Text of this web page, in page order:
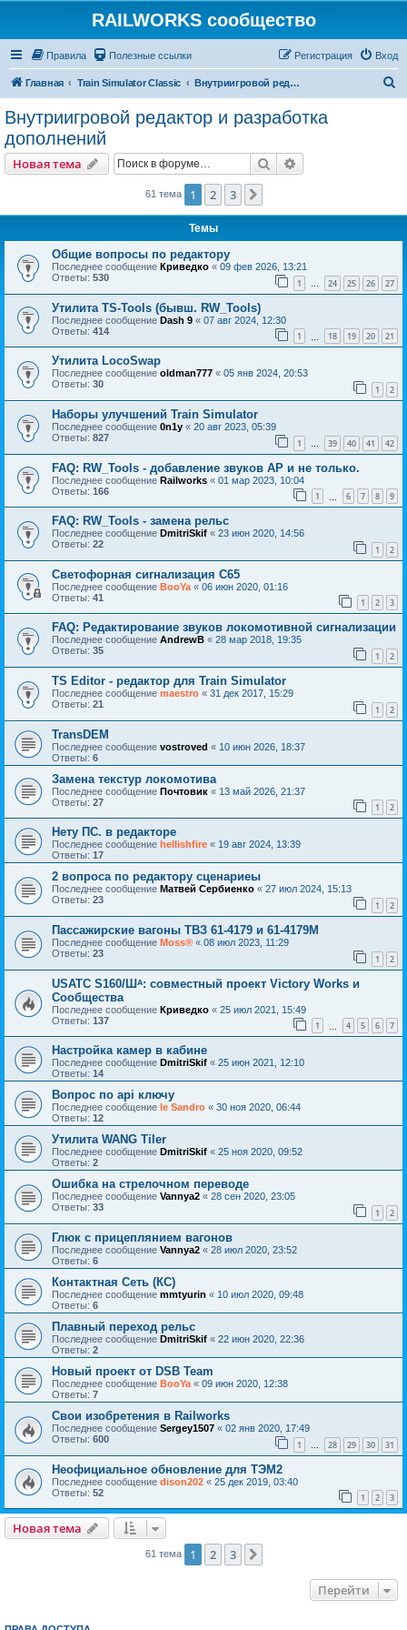
RAILWORKS сообщество
Правила Полезные ссылки Вход
Регистрация
Главная Train Simulator Classic Внутриигровой редактор и разработка дополнений
Внутриигровой редактор и разработка
дополнений
Новая тема Поиск
61 тема 1 2 3
Темы
Общие вопросы по редактору
Последнее сообщение Криведко « 09 фев 2026, 13:21
Ответы: 530 1 … 24 25 26 27
Утилита TS-Tools (бывш. RW_Tools)
Последнее сообщение Dash 9 « 07 авг 2024, 12:30
Ответы: 414 1 18 19 20 21
Утилита LocoSwap
Последнее сообщение oldman777 « 05 янв 2024, 20:53
Ответы: 30 1 2
Наборы улучшений Train Simulator
Последнее сообщение 0n1y « 20 авг 2023, 05:39
Ответы: 827 1 … 39 40 41 42
FAQ: RW_Tools - добавление звуков AP и не только.
Последнее сообщение Railworks « 01 мар 2023, 10:04
Ответы: 166 1 6 7 8 9
FAQ: RW_Tools - замена рельс
Последнее сообщение DmitriSkif « 23 июн 2020, 14:56
Ответы: 22 1 2
Светофорная сигнализация С65
Последнее сообщение BooYa « 06 июн 2020, 01:16
Ответы: 41 1 2 3
FAQ: Редактирование звуков локомотивной сигнализации
Последнее сообщение AndrewB « 28 мар 2018, 19:35
Ответы: 35 1 2
TS Editor - редактор для Train Simulator
Последнее сообщение maestro « 31 дек 2017, 15:29
Ответы: 21 1 2
TransDEM
Последнее сообщение vostroved « 10 июн 2026, 18:37
Ответы: 6
Замена текстур локомотива
Последнее сообщение Почтовик « 13 май 2026, 21:37
Ответы: 27 1 2
Нету ПС. в редакторе
Последнее сообщение hellishfire « 19 авг 2024, 13:39
Ответы: 17
2 вопроса по редактору сценариеы
Последнее сообщение Матвей Сербиенко « 27 июл 2024, 15:13
Ответы: 23 1 2
Пассажирские вагоны ТВЗ 61-4179 и 61-4179М
Последнее сообщение Moss® « 08 июл 2023, 11:29
Ответы: 23 1 2
USATC S160/Шᴬ: совместный проект Victory Works и
Сообщества
Последнее сообщение Криведко « 25 июл 2021, 15:49
Ответы: 137 1 4 5 6 7
Настройка камер в кабине
Последнее сообщение DmitriSkif « 25 июн 2021, 12:10
Ответы: 14
Вопрос по api ключу
Последнее сообщение le Sandro « 30 ноя 2020, 06:44
Ответы: 12
Утилита WANG Tiler
Последнее сообщение DmitriSkif « 25 ноя 2020, 09:52
Ответы: 2
Ошибка на стрелочном переводе
Последнее сообщение Vannya2 « 28 сен 2020, 23:05
Ответы: 33 1 2
Глюк с прицеплянием вагонов
Последнее сообщение Vannya2 « 28 июл 2020, 23:52
Ответы: 6
Контактная Сеть (КС)
Последнее сообщение mmtyurin « 10 июл 2020, 09:48
Ответы: 6
Плавный переход рельс
Последнее сообщение DmitriSkif « 22 июн 2020, 22:36
Ответы: 2
Новый проект от DSB Team
Последнее сообщение BooYa « 09 июн 2020, 12:38
Ответы: 7
Свои изобретения в Railworks
Последнее сообщение Sergey1507 « 02 янв 2020, 17:49
Ответы: 600 1 … 28 29 30 31
Неофициальное обновление для ТЭМ2
Последнее сообщение dison202 « 25 дек 2019, 03:40
Ответы: 52 1 2 3
Новая тема
61 тема 1 2 3
Перейти